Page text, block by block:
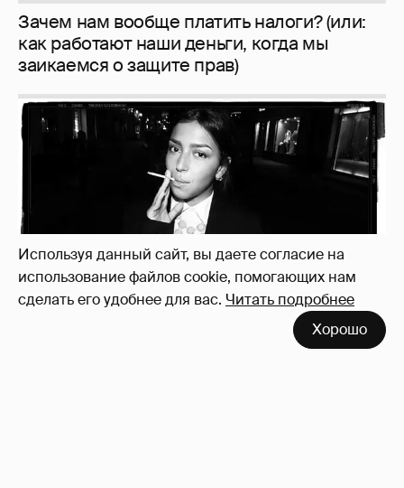
Используя данный сайт, вы даете согласие на
использование файлов cookie, помогающих нам
сделать его удобнее для вас. Читать подробнее
Хорошо
Рублёвские дочки 187